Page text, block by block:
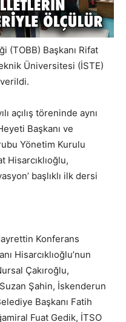
(TOBB) Başkanı Rifat
Üniversitesi (İSTE)
açılış töreninde aynı
Başkanı ve
Yönetim Kurulu
Hisarcıklıoğlu,
başlıklı ilk dersi
Konferans
Hisarcıklıoğlu’nun
Çakıroğlu,
Şahin, İskenderun
Başkanı Fatih
Fuat Gedik, İTSO